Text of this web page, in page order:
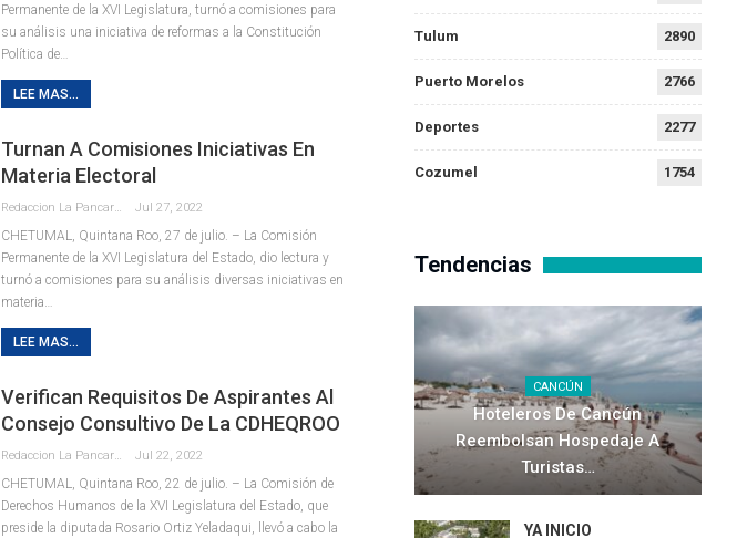
Permanente de la XVI Legislatura, turnó a comisiones para
su análisis una iniciativa de reformas a la Constitución
Política de
LEE MAS...
Turnan A Comisiones Iniciativas En
Materia Electoral
Jul 27, 2022
CHETUMAL, Quintana Roo, 27 de julio. – La Comisión
Permanente de la XVI Legislatura del Estado, dio lectura y
turnó a comisiones para su análisis diversas iniciativas en
materia
LEE MAS...
Verifican Requisitos De Aspirantes Al
Consejo Consultivo De La CDHEQROO
Jul 22, 2022
CHETUMAL, Quintana Roo, 22 de julio. – La Comisión de
Derechos Humanos de la XVI Legislatura del Estado, que
preside la diputada Rosario Ortiz Yeladaqui, llevó a cabo la
Tulum 2890
Puerto Morelos 2766
Deportes 2277
Cozumel 1754
Tendencias
CANCÚN
Hoteleros De Cancún
Reembolsan Hospedaje A
Turistas…
YA INICIO